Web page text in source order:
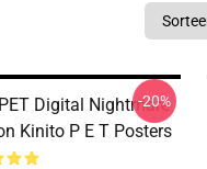
Digital Nightmare
Kinito P E T Posters
-20%